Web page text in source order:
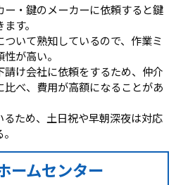
・鍵のメーカーに依頼すると鍵
す。
ついて熟知しているので、作業ミ
が高い。
請け会社に依頼をするため、仲介
べ、費用が高額になることがあ
ため、土日祝や早朝深夜は対応
ームセンター